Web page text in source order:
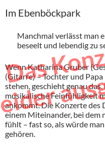
Im Ebenböckpark
Manchmal verlässt man
beseelt und lebendig zu
Wenn Katharina Gruber
(Gitarre) – Tochter und
stehen, geschieht genau
musikalische Feinfühligkeit
ankommt. Die Konzerte des
einem Miteinander, bei dem
fühlt – fast so, als würde
gehören.